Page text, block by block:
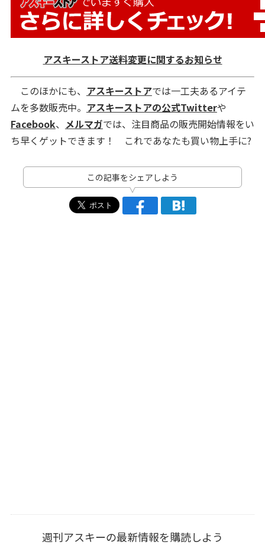
アスキーストア送料変更に関するお知らせ
このほかにも、 アスキーストアでは一工夫あるアイテ
ムを多数販売中。 アスキーストアの公式Twitterや
Facebook、 メルマガでは、注目商品の販売開始情報をい
ち早くゲットできます！ これであなたも買い物上手に?
この記事をシェアしよう
週刊アスキーの最新情報を購読しよう